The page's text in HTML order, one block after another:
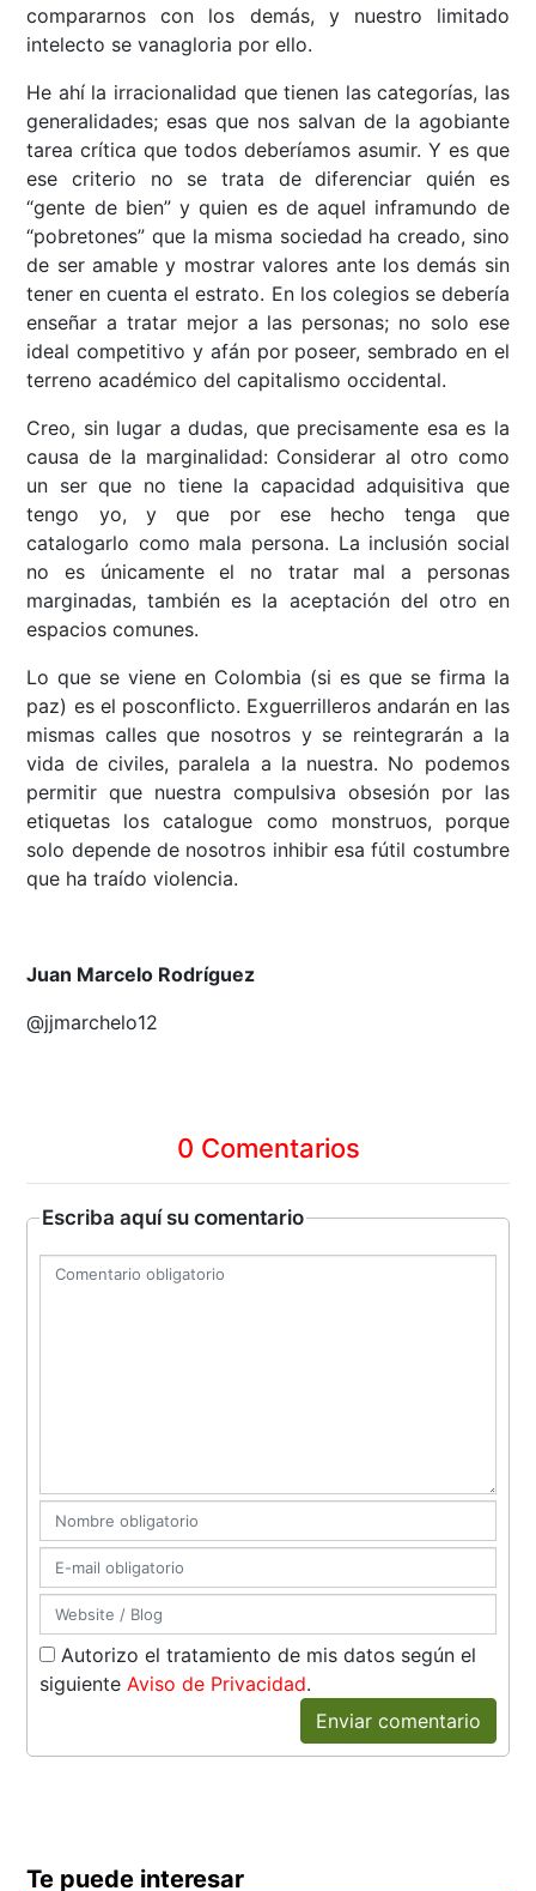
compararnos con los demás, y nuestro limitado
intelecto se vanagloria por ello.
He ahí la irracionalidad que tienen las categorías, las
generalidades; esas que nos salvan de la agobiante
tarea crítica que todos deberíamos asumir. Y es que
ese criterio no se trata de diferenciar quién es
“gente de bien” y quien es de aquel inframundo de
“pobretones” que la misma sociedad ha creado, sino
de ser amable y mostrar valores ante los demás sin
tener en cuenta el estrato. En los colegios se debería
enseñar a tratar mejor a las personas; no solo ese
ideal competitivo y afán por poseer, sembrado en el
terreno académico del capitalismo occidental.
Creo, sin lugar a dudas, que precisamente esa es la
causa de la marginalidad: Considerar al otro como
un ser que no tiene la capacidad adquisitiva que
tengo yo, y que por ese hecho tenga que
catalogarlo como mala persona. La inclusión social
no es únicamente el no tratar mal a personas
marginadas, también es la aceptación del otro en
espacios comunes.
Lo que se viene en Colombia (si es que se firma la
paz) es el posconflicto. Exguerrilleros andarán en las
mismas calles que nosotros y se reintegrarán a la
vida de civiles, paralela a la nuestra. No podemos
permitir que nuestra compulsiva obsesión por las
etiquetas los catalogue como monstruos, porque
solo depende de nosotros inhibir esa fútil costumbre
que ha traído violencia.
Juan Marcelo Rodríguez
@jjmarchelo12
0 Comentarios
Escriba aquí su comentario
Autorizo el tratamiento de mis datos según el
siguiente Aviso de Privacidad.
Enviar comentario
Te puede interesar